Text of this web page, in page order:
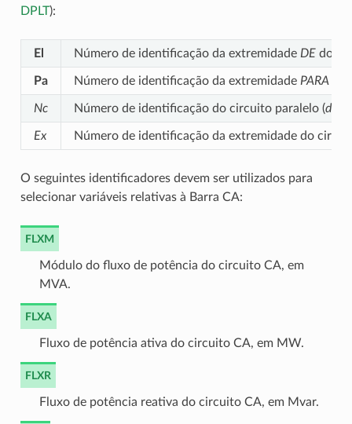
DPLT):
El Número de identificação da extremidade DEdo
Pa Número de identificação da extremidade PARA
Nc Número de identificação do circuito paralelo (
Ex Número de identificação da extremidade do
O seguintes identificadores devem ser utilizados para
selecionar variáveis relativas à Barra CA:
FLXM
Módulo do fluxo de potência do circuito CA, em
MVA.
FLXA
Fluxo de potência ativa do circuito CA, em MW.
FLXR
Fluxo de potência reativa do circuito CA, em Mvar.